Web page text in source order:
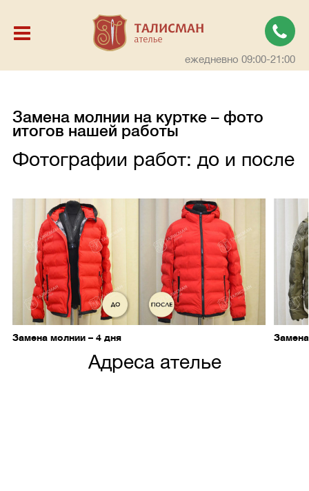
ежедневно 09:00-21:00
Замена молнии на куртке – фото
итогов нашей работы
Фотографии работ: до и после
Замена молнии – 4 дня
Адреса ателье